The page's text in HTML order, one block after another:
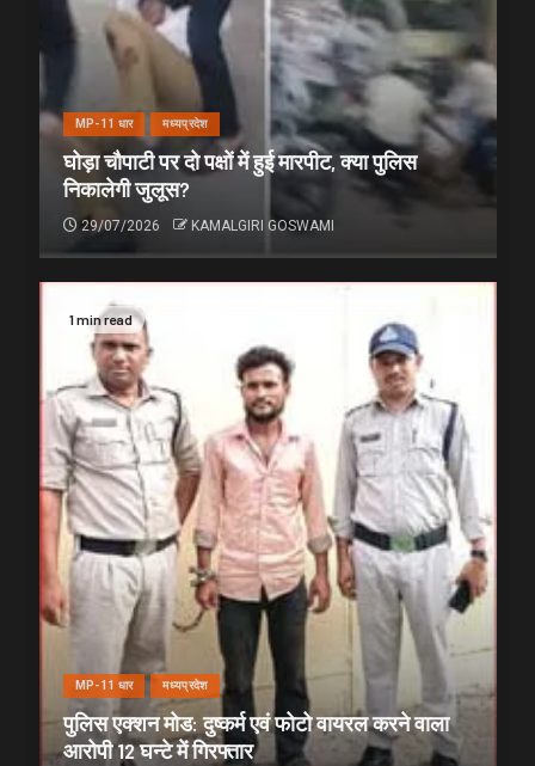
MP-11 धार मध्यप्रदेश
घोड़ा चौपाटी पर दो पक्षों में हुई मारपीट, क्या पुलिस
निकालेगी जुलूस?
29/07/2026 KAMALGIRI GOSWAMI
1 min read
MP-11 धार मध्यप्रदेश
पुलिस एक्शन मोड: दुष्कर्म एवं फोटो वायरल करने वाला
आरोपी 12 घन्टे में गिरफ्तार